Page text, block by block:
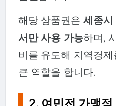
해당 상품권은 세종시
서만 사용 가능하며,
비를 유도해 지역경
큰 역할을 합니다.
2. 여민전 가맹점